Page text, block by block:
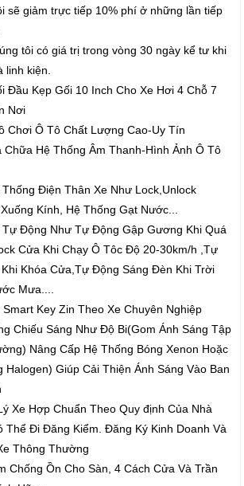
sẽ giảm trực tiếp 10% phí ở những lần tiếp
tôi có giá trị trong vòng 30 ngày kể tư khi
linh kiện.
Đầu Kẹp Gối 10 Inch Cho Xe Hơi 4 Chỗ 7
Nơi
Chơi Ô Tô Chất Lượng Cao-Uy Tín
Hệ Thống Âm Thanh-Hình Ảnh Ô Tô
Điện Thân Xe Như Lock,Unlock
Kính, Hệ Thống Gạt Nước...
Động Như Tự Động Gập Gương Khi Quá
Cửa Khi Chạy Ô Tôc Độ 20-30km/h ,Tự
Khóa Cửa,Tự Động Sáng Đèn Khi Trời
Mưa....
Key Zin Theo Xe Chuyên Nghiệp
Chiếu Sáng Như Độ Bi(Gom Ánh Sáng Tập
Nâng Cấp Hệ Thống Bóng Xenon Hoặc
Giúp Cải Thiện Ánh Sáng Vào Ban
Xe Hợp Chuẩn Theo Quy định Của Nhà
Thể Đi Đăng Kiểm. Đăng Ký Kinh Doanh Và
Thông Thường
Chống Ồn Cho Sàn, 4 Cách Cửa Và Trần